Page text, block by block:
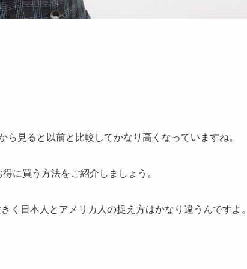
見ると以前と比較してかなり高くなっていますね。
に買う方法をご紹介しましょう。
く日本人とアメリカ人の捉え方はかなり違うんですよ。